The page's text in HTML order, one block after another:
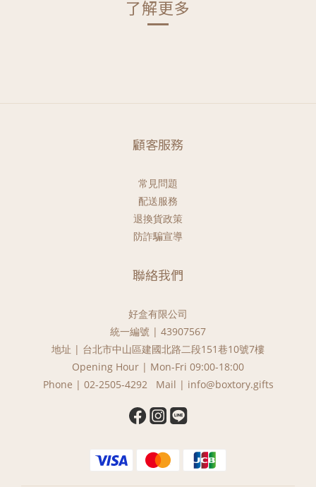
了解更多
顧客服務
常見問題
配送服務
退換貨政策
防詐騙宣導
聯絡我們
好盒有限公司
統一編號 | 43907567
地址 | 台北市中山區建國北路二段151巷10號7樓
Opening Hour | Mon-Fri 09:00-18:00
Phone | 02-2505-4292 Mail | info@boxtory.gifts